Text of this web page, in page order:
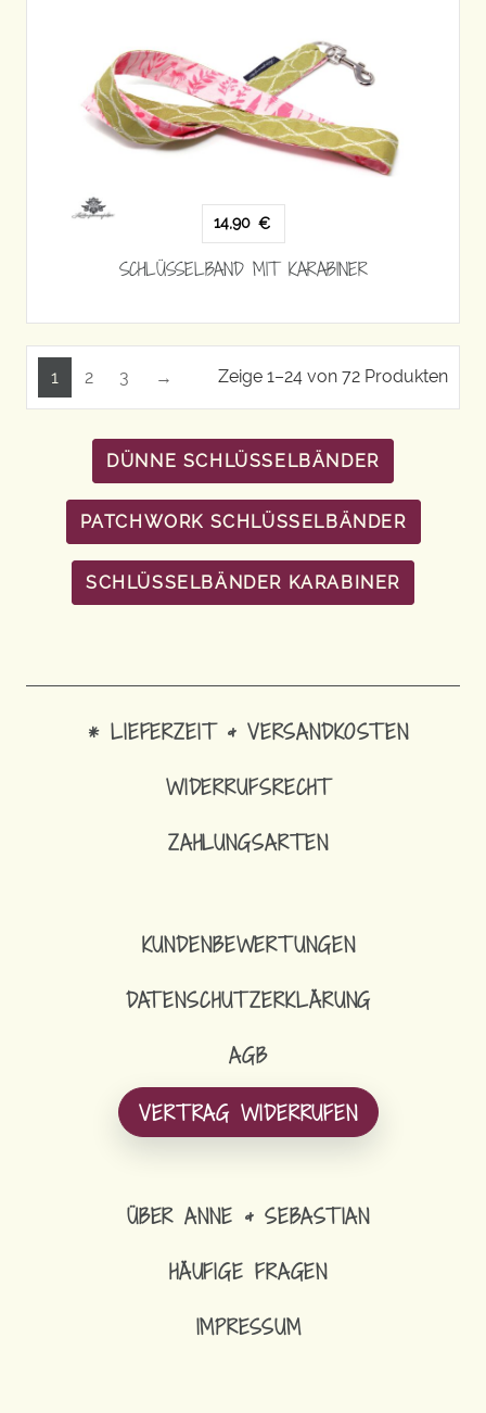
14,90 €
SCHLÜSSELBAND MIT KARABINER
1 2 3 → Zeige 1–24 von 72 Produkten
DÜNNE SCHLÜSSELBÄNDER
PATCHWORK SCHLÜSSELBÄNDER
SCHLÜSSELBÄNDER KARABINER
* LIEFERZEIT & VERSANDKOSTEN
WIDERRUFSRECHT
ZAHLUNGSARTEN
KUNDENBEWERTUNGEN
DATENSCHUTZERKLÄRUNG
AGB
VERTRAG WIDERRUFEN
ÜBER ANNE & SEBASTIAN
HÄUFIGE FRAGEN
IMPRESSUM